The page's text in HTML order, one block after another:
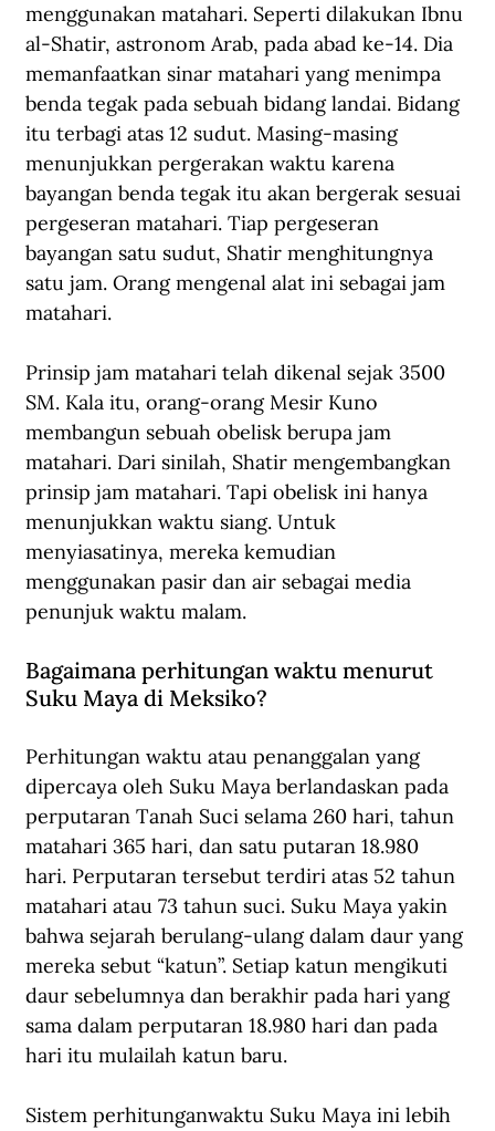
menggunakan matahari. Seperti dilakukan Ibnu
al-Shatir, astronom Arab, pada abad ke-14. Dia
memanfaatkan sinar matahari yang menimpa
benda tegak pada sebuah bidang landai. Bidang
itu terbagi atas 12 sudut. Masing-masing
menunjukkan pergerakan waktu karena
bayangan benda tegak itu akan bergerak sesuai
pergeseran matahari. Tiap pergeseran
bayangan satu sudut, Shatir menghitungnya
satu jam. Orang mengenal alat ini sebagai jam
matahari.
Prinsip jam matahari telah dikenal sejak 3500
SM. Kala itu, orang-orang Mesir Kuno
membangun sebuah obelisk berupa jam
matahari. Dari sinilah, Shatir mengembangkan
prinsip jam matahari. Tapi obelisk ini hanya
menunjukkan waktu siang. Untuk
menyiasatinya, mereka kemudian
menggunakan pasir dan air sebagai media
penunjuk waktu malam.
Bagaimana perhitungan waktu menurut
Suku Maya di Meksiko?
Perhitungan waktu atau penanggalan yang
dipercaya oleh Suku Maya berlandaskan pada
perputaran Tanah Suci selama 260 hari, tahun
matahari 365 hari, dan satu putaran 18.980
hari. Perputaran tersebut terdiri atas 52 tahun
matahari atau 73 tahun suci. Suku Maya yakin
bahwa sejarah berulang-ulang dalam daur yang
mereka sebut “katun”. Setiap katun mengikuti
daur sebelumnya dan berakhir pada hari yang
sama dalam perputaran 18.980 hari dan pada
hari itu mulailah katun baru.
Sistem perhitunganwaktu Suku Maya ini lebih